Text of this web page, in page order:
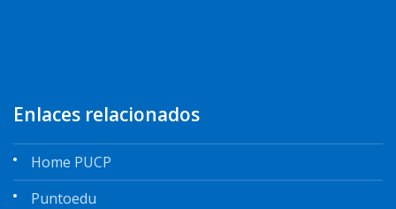
Enlaces relacionados
Home PUCP
Puntoedu